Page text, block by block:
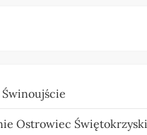
Świnoujście
Ostrowiec Świętokrzyski